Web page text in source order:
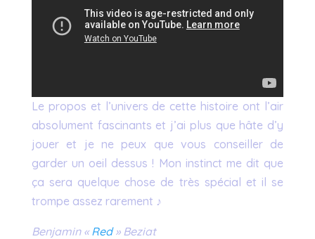
Le propos et l’univers de cette histoire ont l’air
absolument fascinants et j’ai plus que hâte d’y
jouer et je ne peux que vous conseiller de
garder un oeil dessus ! Mon instinct me dit que
ça sera quelque chose de très spécial et il se
trompe assez rarement ♪
Benjamin « Red» Beziat